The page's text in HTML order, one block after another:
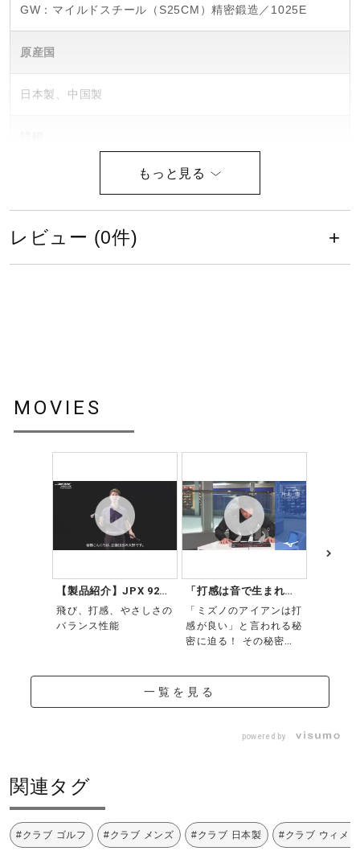
健康／エクササイズ
ジュニア／キッズ
コラボ／ライセンス
セール
直営店一覧
取扱店一覧
GW：マイルドスチール（S25CM）精密鍛造／1025E
原産国
日本製、中国製
アイアン各1本（No.4、GW）
ニッケルクロムメッキ・ホワイトサテンブラッシュ・ミラー
シャフト
Dynamic Gold 120 スチールシャフト（S200／118g）
ゴルフプライドM31ラバーグリップ（ミズノオリジナル）
口径M60／49g
バランス
S200／約432g（No.7：参考値）
発売シーズン
レビュー (0件)
MOVIES
【製品紹介】JPX 923
FORGED
飛び、打感、やさしさの
バランス性能
「打感は音で生まれ
る。」
「ミズノのアイアンは打
感が良い」と言われる秘
密に迫る！ その秘密は
一覧を見る
powered by
関連タグ
#クラブ ゴルフ #クラブ メンズ #クラブ 日本製 #クラブ ウィメ